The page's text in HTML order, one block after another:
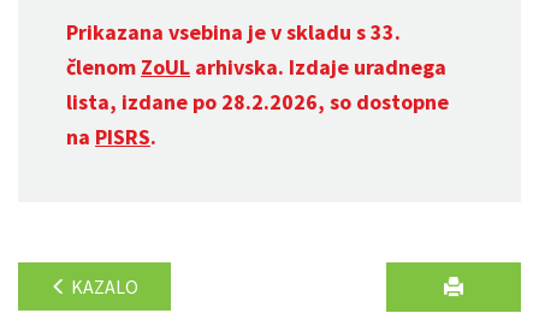
Prikazana vsebina je v skladu s 33.
členom ZoUL arhivska. Izdaje uradnega
lista, izdane po 28.2.2026, so dostopne
na PISRS.
KAZALO